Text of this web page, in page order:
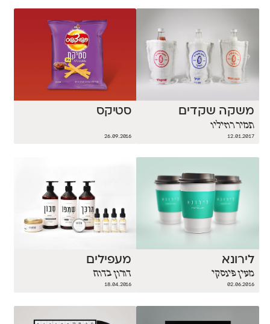
משקה שקדים
תמיר רוזיליו
12.01.2017
סטיקס
26.09.2016
לירונא
מעין פינסקי‎
02.06.2016
מעפילים
דורון בדוח
18.04.2016